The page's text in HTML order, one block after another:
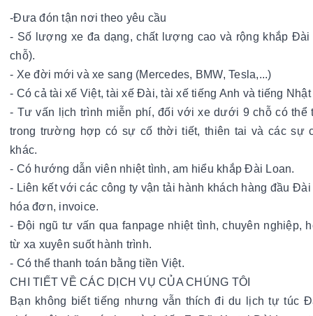
-Đưa đón tận nơi theo yêu cầu
- Số lượng xe đa dạng, chất lượng cao và rộng khắp Đài
chỗ).
- Xe đời mới và xe sang (Mercedes, BMW, Tesla,...)
- Có cả tài xế Việt, tài xế Đài, tài xế tiếng Anh và tiếng
- Tư vấn lịch trình miễn phí, đối với xe dưới 9 chỗ có thể
trong trường hợp có sự cố thời tiết, thiên tai và các sự
khác.
- Có hướng dẫn viên nhiệt tình, am hiểu khắp Đài Loan.
- Liên kết với các công ty vận tải hành khách hàng đầu
hóa đơn, invoice.
- Đội ngũ tư vấn qua fanpage nhiệt tình, chuyên nghiệp,
từ xa xuyên suốt hành trình.
- Có thể thanh toán bằng tiền Việt.
CHI TIẾT VỀ CÁC DỊCH VỤ CỦA CHÚNG TÔI
Bạn không biết tiếng nhưng vẫn thích đi du lịch tự túc